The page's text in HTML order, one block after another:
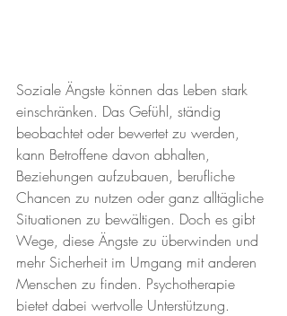
Soziale Ängste können das Leben stark
einschränken. Das Gefühl, ständig
beobachtet oder bewertet zu werden,
kann Betroffene davon abhalten,
Beziehungen aufzubauen, berufliche
Chancen zu nutzen oder ganz alltägliche
Situationen zu bewältigen. Doch es gibt
Wege, diese Ängste zu überwinden und
mehr Sicherheit im Umgang mit anderen
Menschen zu finden. Psychotherapie
bietet dabei wertvolle Unterstützung.